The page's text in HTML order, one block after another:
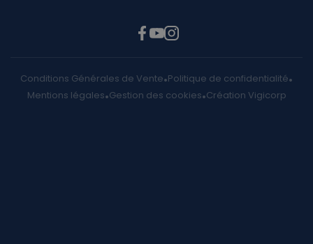
Conditions Générales de Vente Politique de confidentialité
Mentions légales Gestion des cookies Création Vigicorp